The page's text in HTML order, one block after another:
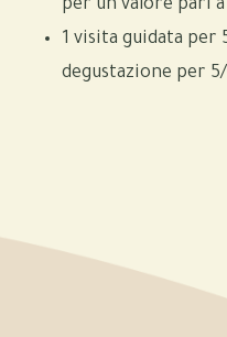
per un valore pari a
1 visita guidata per
degustazione per